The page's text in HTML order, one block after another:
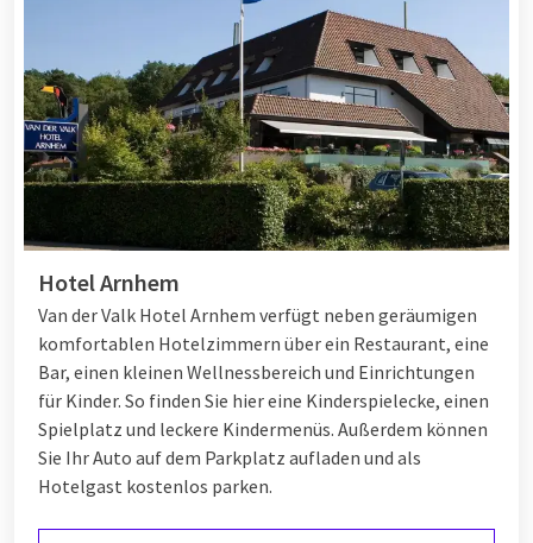
Hotel Arnhem
Van der Valk Hotel Arnhem verfügt neben geräumigen
komfortablen Hotelzimmern über ein Restaurant, eine
Bar, einen kleinen Wellnessbereich und Einrichtungen
für Kinder. So finden Sie hier eine Kinderspielecke, einen
Spielplatz und leckere Kindermenüs. Außerdem können
Sie Ihr Auto auf dem Parkplatz aufladen und als
Hotelgast kostenlos parken.